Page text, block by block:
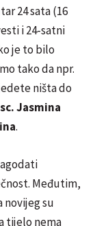
24 sata (16
i 24-satni
je to bilo
tako da npr.
ništa do
Jasmina
.
Međutim,
novijeg su
tijelo nema